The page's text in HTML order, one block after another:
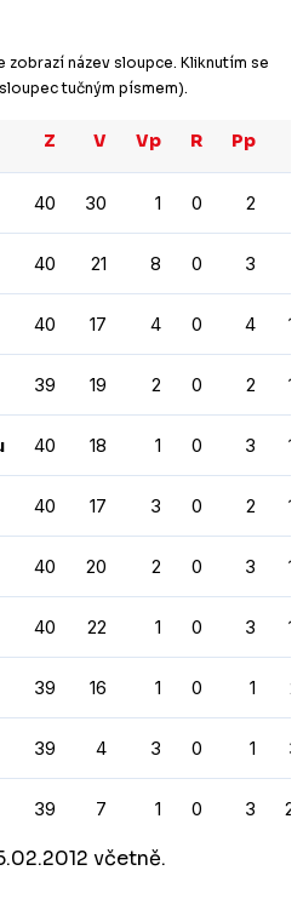
zobrazí název sloupce. Kliknutím se
tučným písmem).
Z V Vp R Pp
40 30 1 0 2
40 21 8 0 3
40 17 4 0 4
39 19 2 0 2
40 18 1 0 3
40 17 3 0 2
40 20 2 0 3
40 22 1 0 3
39 16 1 0 1
39 4 3 0 1
39 7 1 0 3
včetně.